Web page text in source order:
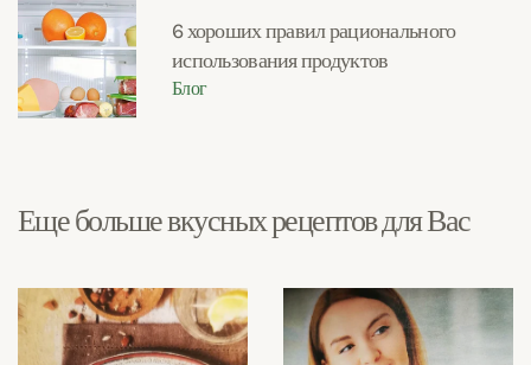
6 хороших правил рационального
использования продуктов
Блог
Еще больше вкусных рецептов для Вас